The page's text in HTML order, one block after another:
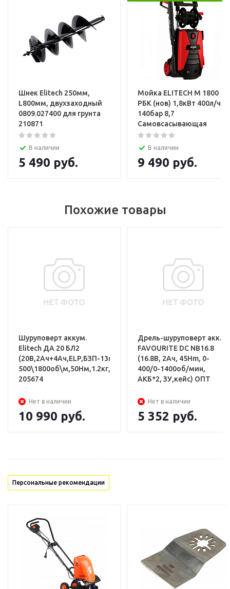
Дрель аккумуляторная
Аккумуляторная батарея 2Ач - 2
Зарядное устройство
Крюк для ремня
Пластиковый кейс ТЕН STACK
Установка и настройка техники
Шнек Elitech 250мм,
L800мм, двухзаходный
0809.027400 для грунта
210871
В наличии
5 490 руб.
Мойка ELITECH М 1800
РБК (нов) 1,8кВт 400л/ч
140бар 8,7
Самовсасывающая
В наличии
9 490 руб.
Похожие товары
Шуруповерт аккум.
Elitech ДА 20 БЛ2
(20В,2Ач+4Ач,ELP,БЗП-13мм,0-
500\1800об\м,50Нм,1.2кг,чем)
205674
Нет в наличии
10 990 руб.
Дрель-шуруповерт акк.
FAVOURITE DC NB16.8
(16.8В, 2Ач, 45Hm, 0-
400/0-1400об/мин,
АКБ*2, ЗУ,кейс) ОПТ
Нет в наличии
5 352 руб.
Персональные рекомендации